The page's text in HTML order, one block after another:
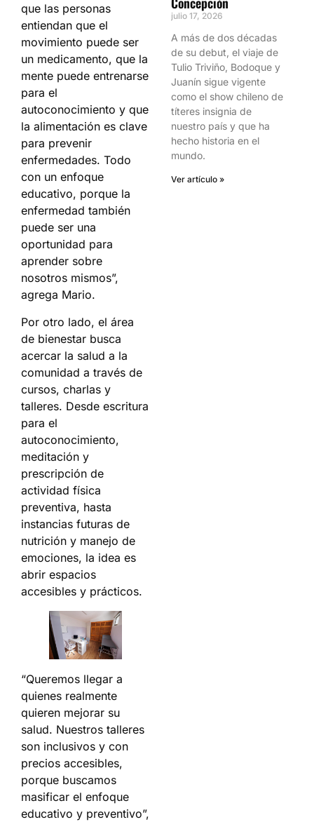
que las personas
entiendan que el
movimiento puede ser
un medicamento, que la
mente puede entrenarse
para el
autoconocimiento y que
la alimentación es clave
para prevenir
enfermedades. Todo
con un enfoque
educativo, porque la
enfermedad también
puede ser una
oportunidad para
aprender sobre
nosotros mismos”,
agrega Mario.
Por otro lado, el área
de bienestar busca
acercar la salud a la
comunidad a través de
cursos, charlas y
talleres. Desde escritura
para el
autoconocimiento,
meditación y
prescripción de
actividad física
preventiva, hasta
instancias futuras de
nutrición y manejo de
emociones, la idea es
abrir espacios
accesibles y prácticos.
“Queremos llegar a
quienes realmente
quieren mejorar su
salud. Nuestros talleres
son inclusivos y con
precios accesibles,
porque buscamos
masificar el enfoque
educativo y preventivo”,
julio 17, 2026
A más de dos décadas
de su debut, el viaje de
Tulio Triviño, Bodoque y
Juanín sigue vigente
como el show chileno de
títeres insignia de
nuestro país y que ha
hecho historia en el
mundo.
Ver artículo »